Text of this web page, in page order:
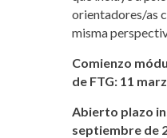
orientadores/as
misma
Comienzo
de FTG: 11
Abierto plazo
septiembre de